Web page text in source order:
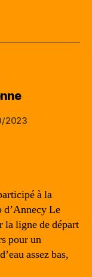
2023
à la
d’Annecy Le
la ligne de départ
pour un
assez bas,